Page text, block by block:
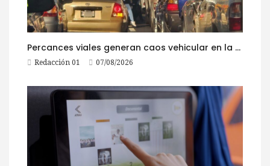
Percances viales generan caos vehicular en la ruta al Pacífico este viernes
Redacción 01 07/08/2026